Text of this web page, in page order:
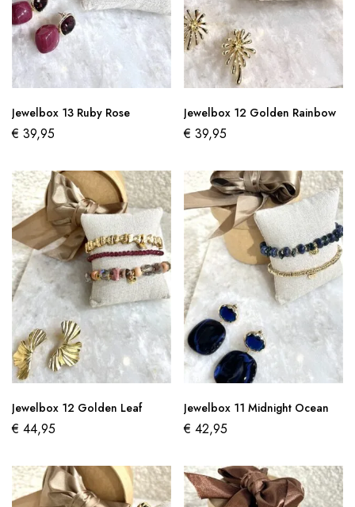
Jewelbox 13 Ruby Rose
€ 39,95
Jewelbox 12 Golden Rainbow
€ 39,95
Jewelbox 12 Golden Leaf
€ 44,95
Jewelbox 11 Midnight Ocean
€ 42,95